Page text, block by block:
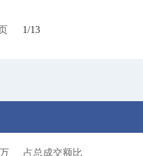
1/13
占总成交额比